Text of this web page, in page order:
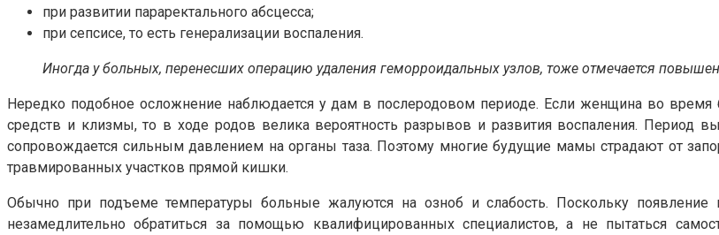
при развитии параректального абсцесса;
при сепсисе, то есть генерализации воспаления.
Иногда у больных, перенесших операцию удаления геморроидальных узлов, тоже отмечается
Нередко подобное осложнение наблюдается у дам в послеродовом периоде. Если женщина во
средств и клизмы, то в ходе родов велика вероятность разрывов и развития воспаления. Период
сопровождается сильным давлением на органы таза. Поэтому многие будущие мамы страдают от
травмированных участков прямой кишки.
Обычно при подъеме температуры больные жалуются на озноб и слабость. Поскольку
незамедлительно обратиться за помощью квалифицированных специалистов, а не пытаться